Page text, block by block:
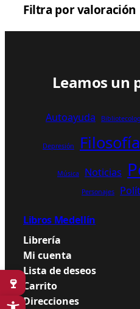
Filtra por valoración
Leamos un
Autoayuda
Depresión Filosofía
Música Noticias
Personajes
Libros Medellín
Librería
Mi cuenta
Lista de deseos
Carrito
Direcciones
🍷